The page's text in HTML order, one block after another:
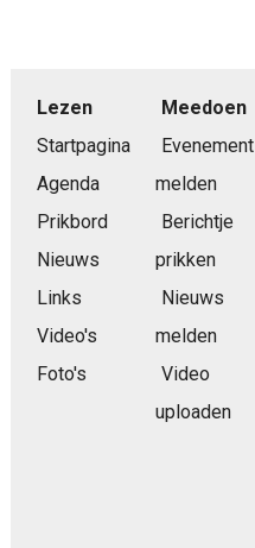
Lezen
Startpagina
Agenda
Prikbord
Nieuws
Links
Video's
Foto's
Meedoen
Evenement
melden
Berichtje
prikken
Nieuws
melden
Video
uploaden